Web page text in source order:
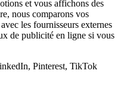
et vous affichons des
nous comparons vos
les fournisseurs externes
de publicité en ligne si vous
Pinterest, TikTok